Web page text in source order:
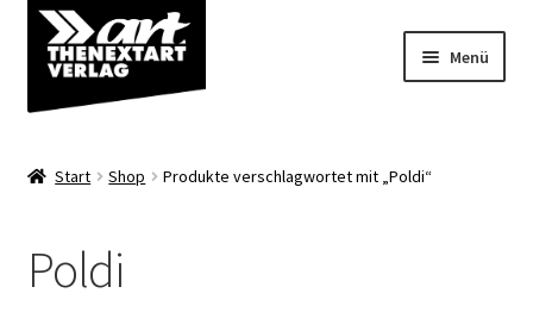
Zur
Navigation
springen
Zum
Inhalt
springen
Menü
Über uns
Start Shop Produkte verschlagwortet mit „Poldi“
Poldi